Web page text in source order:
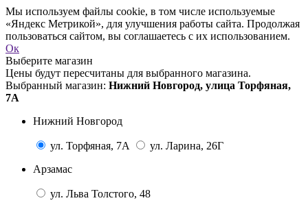
Мы используем файлы cookie, в том числе используемые
«Яндекс Метрикой», для улучшения работы сайта. Продолжая
пользоваться сайтом, вы соглашаетесь с их использованием.
Ок
Выберите магазин
Цены будут пересчитаны для выбранного магазина.
Выбранный магазин: Нижний Новгород, улица Торфяная,
7А
Нижний Новгород
ул. Торфяная, 7А
ул. Ларина, 26Г
Арзамас
ул. Льва Толстого, 48